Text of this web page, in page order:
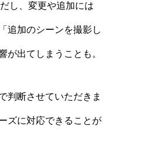
し、変更や追加には
追加のシーンを撮影し
が出てしまうことも。
判断させていただきま
ズに対応できることが